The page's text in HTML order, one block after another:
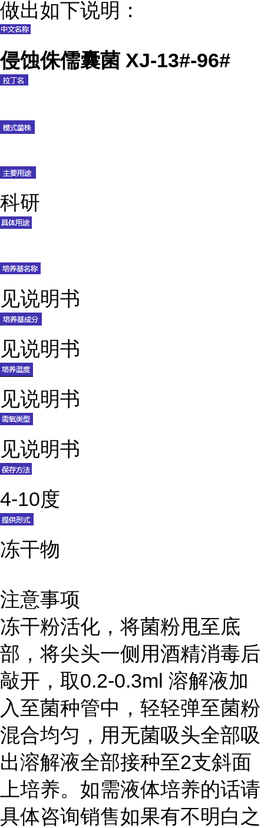
做出如下说明：
侵蚀侏儒囊菌 XJ-13#-96#
科研
见说明书
见说明书
见说明书
见说明书
4-10度
冻干物
注意事项
冻干粉活化，将菌粉甩至底
部，将尖头一侧用酒精消毒后
敲开，取0.2-0.3ml 溶解液加
入至菌种管中，轻轻弹至菌粉
混合均匀，用无菌吸头全部吸
出溶解液全部接种至2支斜面
上培养。如需液体培养的话请
具体咨询销售如果有不明白之